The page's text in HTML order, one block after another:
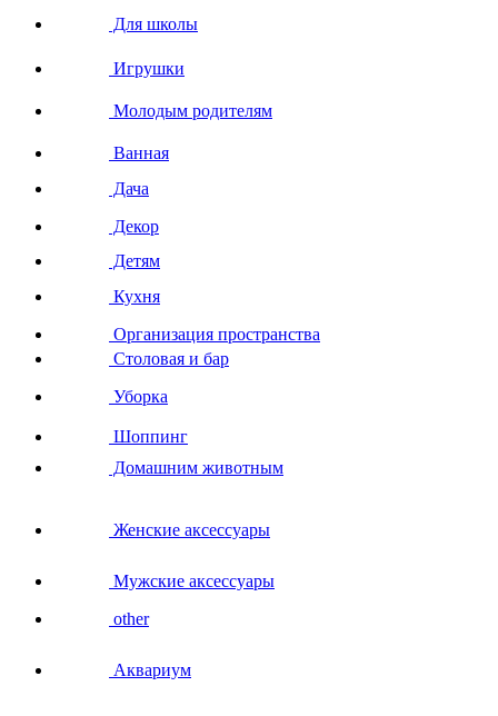
Для школы
Игрушки
Молодым родителям
Ванная
Дача
Декор
Детям
Кухня
Организация пространства
Столовая и бар
Уборка
Шоппинг
Домашним животным
Женские аксессуары
Мужские аксессуары
other
Аквариум